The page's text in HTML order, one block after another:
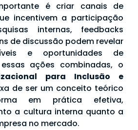
é criar canais de
incentivem a participação
internas, feedbacks
de discussão podem revelar
e oportunidades de
ações combinadas, o
para Inclusão e
de ser um conceito teórico
em prática efetiva,
a cultura interna quanto a
no mercado.